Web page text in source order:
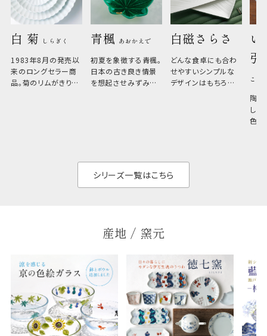
白 菊 しらぎく
1983年8月の発売以
来のロングセラー商
品。菊のリムがきりっ
青楓 あおかえで
初夏を象徴する青楓。
日本の古き良き情景
を想起させみずみず
白磁さらさ
どんな食卓にも合わ
せやすいシンプルな
デザインはもちろん、
い
こひ
陶器
しい
色の
シリーズ一覧はこちら
産地 / 窯元